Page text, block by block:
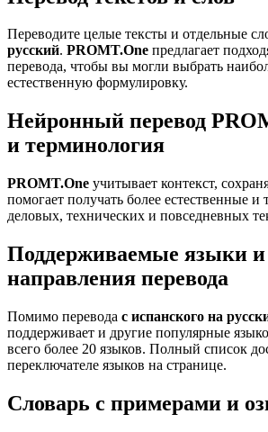
Переводите целые тексты и отдельные
русский. PROMT.One предлагает
перевода, чтобы вы могли выбрать
естественную формулировку.
Нейронный перевод
и терминология
PROMT.One учитывает контекст,
помогает получать более естественные
деловых, технических и повседневных
Поддерживаемые языки и
направления перевода
Помимо перевода с испанского на
поддерживает и другие популярные
всего более 20 языков. Полный список
переключателе языков на странице.
Словарь с примерами и